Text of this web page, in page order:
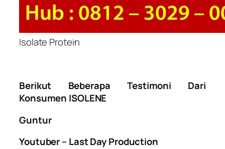
Isolate Protein
Berikut Beberapa Testimoni Dari
Konsumen ISOLENE
Guntur
Youtuber – Last Day Production